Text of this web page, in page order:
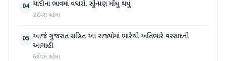
04 ચાંદીના ભાવમાં વધારો, સોનું પણ મોંઘુ થયું
2 દિવસ પહેલા
05 આજે ગુજરાત સહિત આ રાજ્યોમાં ભારેથી અતિભારે વરસાદની
આગાહી
6 દિવસ પહેલા